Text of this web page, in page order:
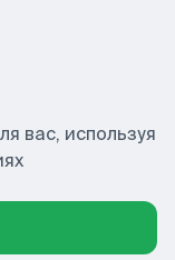
вас, используя